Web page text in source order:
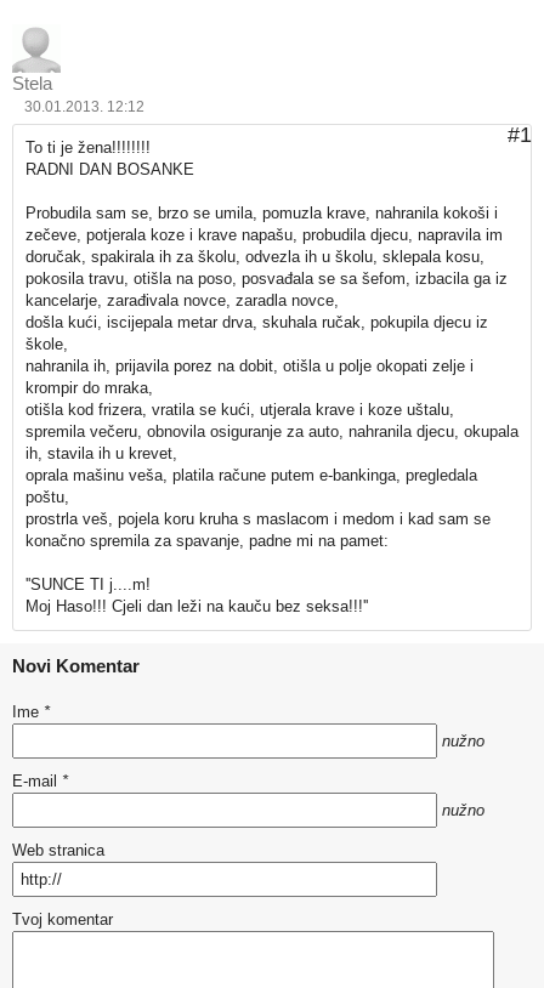
Stela
30.01.2013. 12:12
#1
To ti je žena!!!!!!!!
RADNI DAN BOSANKE
Probudila sam se, brzo se umila, pomuzla krave, nahranila kokoši i
zečeve, potjerala koze i krave napašu, probudila djecu, napravila im
doručak, spakirala ih za školu, odvezla ih u školu, sklepala kosu,
pokosila travu, otišla na poso, posvađala se sa šefom, izbacila ga iz
kancelarje, zarađivala novce, zaradla novce,
došla kući, iscijepala metar drva, skuhala ručak, pokupila djecu iz
škole,
nahranila ih, prijavila porez na dobit, otišla u polje okopati zelje i
krompir do mraka,
otišla kod frizera, vratila se kući, utjerala krave i koze uštalu,
spremila večeru, obnovila osiguranje za auto, nahranila djecu, okupala
ih, stavila ih u krevet,
oprala mašinu veša, platila račune putem e-bankinga, pregledala
poštu,
prostrla veš, pojela koru kruha s maslacom i medom i kad sam se
konačno spremila za spavanje, padne mi na pamet:
''SUNCE TI j....m!
Moj Haso!!! Cjeli dan leži na kauču bez seksa!!!''
Novi Komentar
Ime *
nužno
E-mail *
nužno
Web stranica
Tvoj komentar